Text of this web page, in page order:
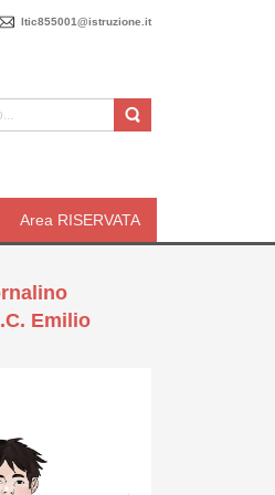
ltic855001@istruzione.it
Area RISERVATA
Emilio